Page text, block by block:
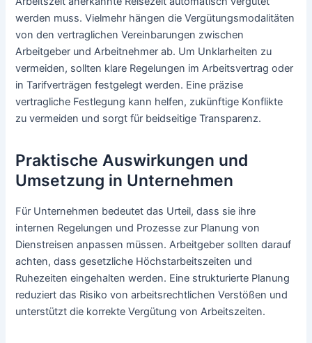
werden muss. Vielmehr hängen die Vergütungsmodalitäten
von den vertraglichen Vereinbarungen zwischen
Arbeitgeber und Arbeitnehmer ab. Um Unklarheiten zu
vermeiden, sollten klare Regelungen im Arbeitsvertrag oder
in Tarifverträgen festgelegt werden. Eine präzise
vertragliche Festlegung kann helfen, zukünftige Konflikte
zu vermeiden und sorgt für beidseitige Transparenz.
Praktische Auswirkungen und
Umsetzung in Unternehmen
Für Unternehmen bedeutet das Urteil, dass sie ihre
internen Regelungen und Prozesse zur Planung von
Dienstreisen anpassen müssen. Arbeitgeber sollten darauf
achten, dass gesetzliche Höchstarbeitszeiten und
Ruhezeiten eingehalten werden. Eine strukturierte Planung
reduziert das Risiko von arbeitsrechtlichen Verstößen und
unterstützt die korrekte Vergütung von Arbeitszeiten.